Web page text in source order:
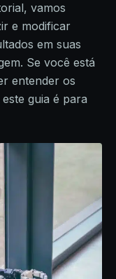
vamos
e modificar
em suas
Se você está
entender os
guia é para